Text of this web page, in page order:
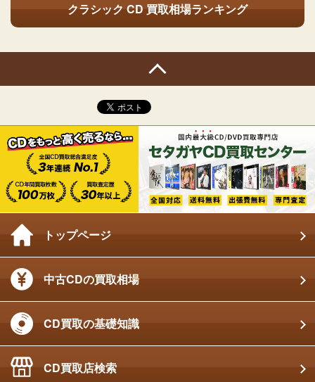
クラシック CD 買取相場ランキング
トップページ
中古CDの買取相場
CD買取の基礎知識
CD買取店検索